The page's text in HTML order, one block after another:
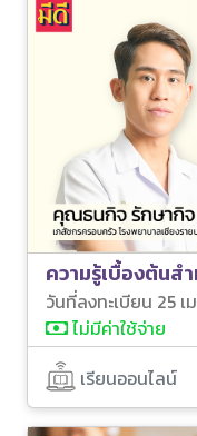
ความรู้เบื้องต้นส
วันที่ลงทะเบียน 25 เ
ไม่มีค่าใช้จ่าย
เรียนออนไลน์